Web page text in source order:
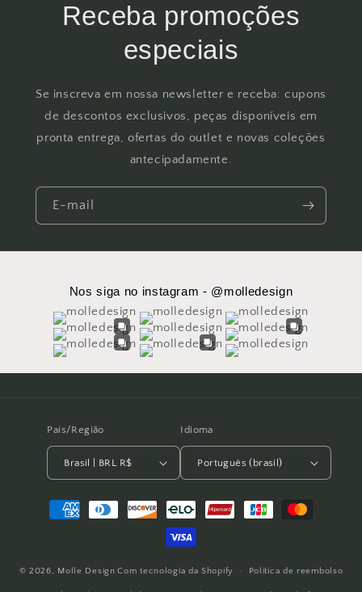
Receba promoções
especiais
Se inscreva em nossa newsletter e receba: cupons
de descontos exclusivos, peças disponíveis em
pronta entrega, ofertas do outlet e novas coleções
antecipadamente.
E-mail
Nos siga no instagram - @molledesign
País/Região
Brasil | BRL R$
Idioma
Português (brasil)
Formas
© 2026, Molle Design Com tecnologia da Shopify Política de reembolso